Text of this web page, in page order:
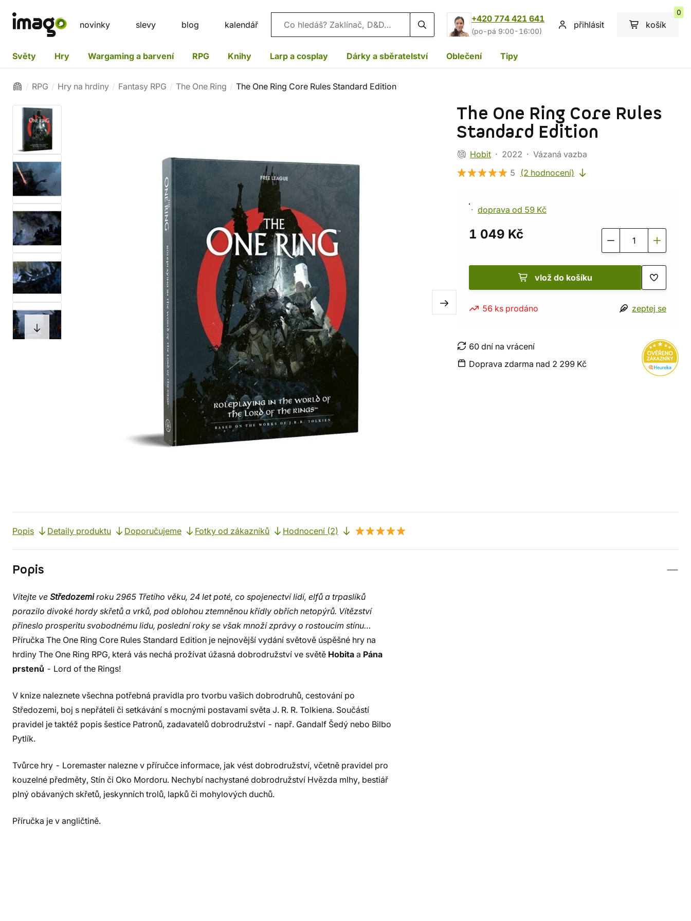
novinky slevy blog kalendář Vyhledávání
+420 774 421 641
(po-pá 9:00-16:00)
přihlásit košík
0
Světy Hry Wargaming a barvení RPG Knihy Larp a cosplay Dárky a sběratelství Oblečení Tipy
RPG Hry na hrdiny Fantasy RPG The One Ring The One Ring Core Rules Standard Edition
The One Ring Core Rules
Standard Edition
Hobit 2022
Vázaná vazba
5
(2 hodnocení)
doprava od 59 Kč
1 049 Kč
vlož do košíku
56 ks prodáno zeptej se
60 dní na vrácení
Doprava zdarma nad 2 299 Kč
Popis Detaily produktu Doporučujeme Fotky od zákazníků Hodnocení (2)
Popis
Vítejte ve Středozemiroku 2965 Třetího věku, 24 let poté, co spojenectví lidí, elfů a trpaslíků
porazilo divoké hordy skřetů a vrků, pod oblohou ztemněnou křídly obřích netopýrů. Vítězství
přineslo prosperitu svobodnému lidu, poslední roky se však množí zprávy o rostoucím stínu…
Příručka The One Ring Core Rules Standard Edition je nejnovější vydání světově úspěšné hry na
hrdiny The One Ring RPG, která vás nechá prožívat úžasná dobrodružství ve světě Hobita a Pána
prstenů - Lord of the Rings!
V knize naleznete všechna potřebná pravidla pro tvorbu vašich dobrodruhů, cestování po
Středozemi, boj s nepřáteli či setkávání s mocnými postavami světa J. R. R. Tolkiena. Součástí
pravidel je taktéž popis šestice Patronů, zadavatelů dobrodružství - např. Gandalf Šedý nebo Bilbo
Pytlík.
Tvůrce hry - Loremaster nalezne v příručce informace, jak vést dobrodružství, včetně pravidel pro
kouzelné předměty, Stín či Oko Mordoru. Nechybí nachystané dobrodružství Hvězda mlhy, bestiář
plný obávaných skřetů, jeskynních trolů, lapků či mohylových duchů.
Příručka je v angličtině.